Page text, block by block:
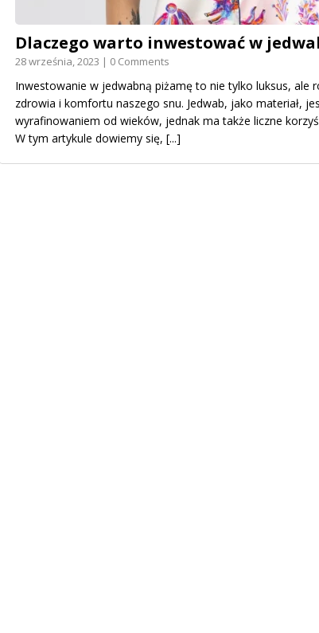
Dlaczego warto inwestować w
28 września, 2023 | 0 Comments
Inwestowanie w jedwabną piżamę to nie tylko luksus, ale
zdrowia i komfortu naszego snu. Jedwab, jako materiał,
wyrafinowaniem od wieków, jednak ma także liczne
W tym artykule dowiemy się, [...]